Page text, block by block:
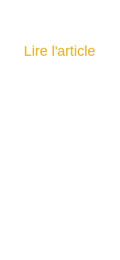
Lire l'article